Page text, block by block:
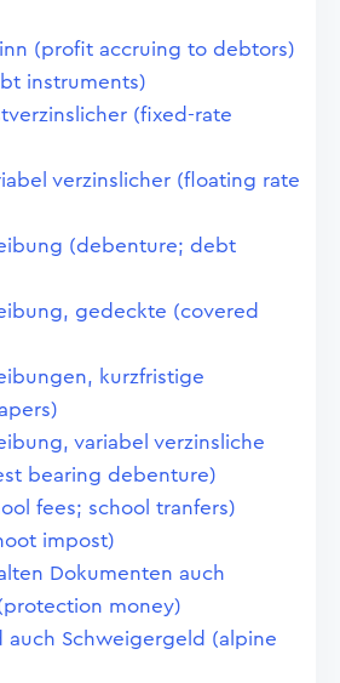
(profit accruing to debtors)
instruments)
(fixed-rate
verzinslicher (floating rate
(debenture; debt
gedeckte (covered
kurzfristige
variabel verzinsliche
bearing debenture)
fees; school tranfers)
impost)
Dokumenten auch
money)
auch Schweigergeld (alpine